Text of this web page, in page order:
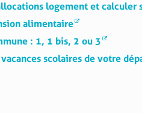
logement et calculer
alimentaire
: 1, 1 bis, 2 ou 3
scolaires de votre